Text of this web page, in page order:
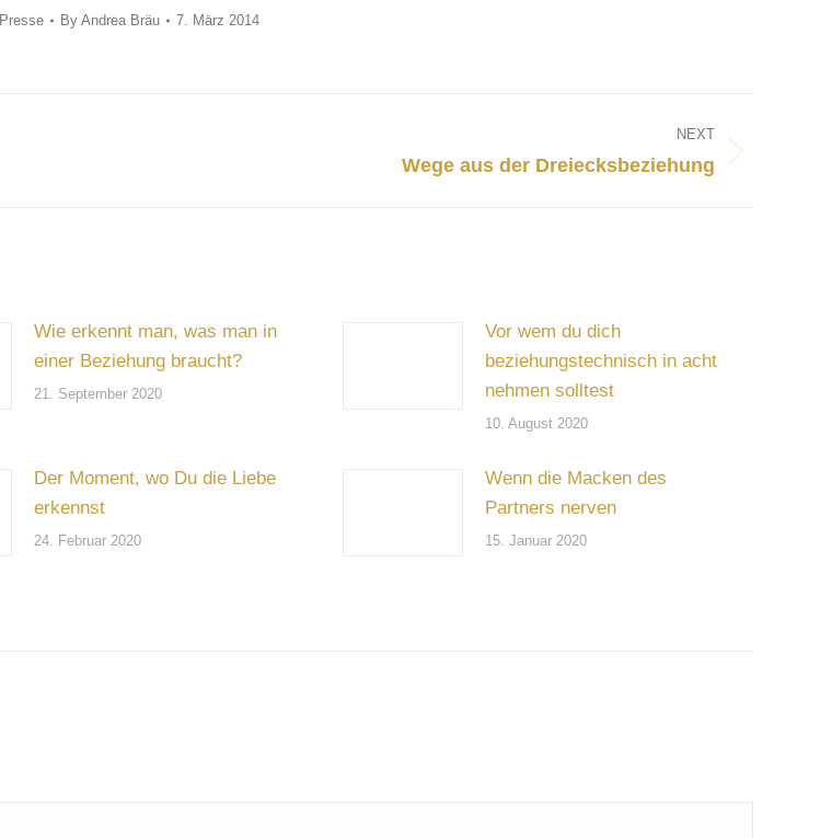
Presse By Andrea Bräu 7. März 2014
NEXT
Wege aus der Dreiecksbeziehung
Wie erkennt man, was man in
einer Beziehung braucht?
21. September 2020
Vor wem du dich
beziehungstechnisch in acht
nehmen solltest
10. August 2020
Der Moment, wo Du die Liebe
erkennst
24. Februar 2020
Wenn die Macken des
Partners nerven
15. Januar 2020